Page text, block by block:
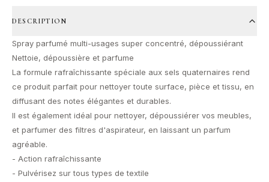
DESCRIPTION
Spray parfumé multi-usages super concentré, dépoussiérant
Nettoie, dépoussière et parfume
La formule rafraîchissante spéciale aux sels quaternaires rend
ce produit parfait pour nettoyer toute surface, pièce et tissu, en
diffusant des notes élégantes et durables.
Il est également idéal pour nettoyer, dépoussiérer vos meubles,
et parfumer des filtres d'aspirateur, en laissant un parfum
agréable.
- Action rafraîchissante
- Pulvérisez sur tous types de textile